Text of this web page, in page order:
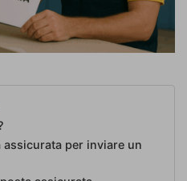
assicurata per inviare un